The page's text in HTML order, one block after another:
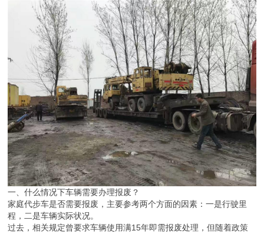
一、什么情况下车辆需要办理报废？
家庭代步车是否需要报废，主要参考两个方面的因素：一是行驶里
程，二是车辆实际状况。
过去，相关规定曾要求车辆使用满15年即需报废处理，但随着政策